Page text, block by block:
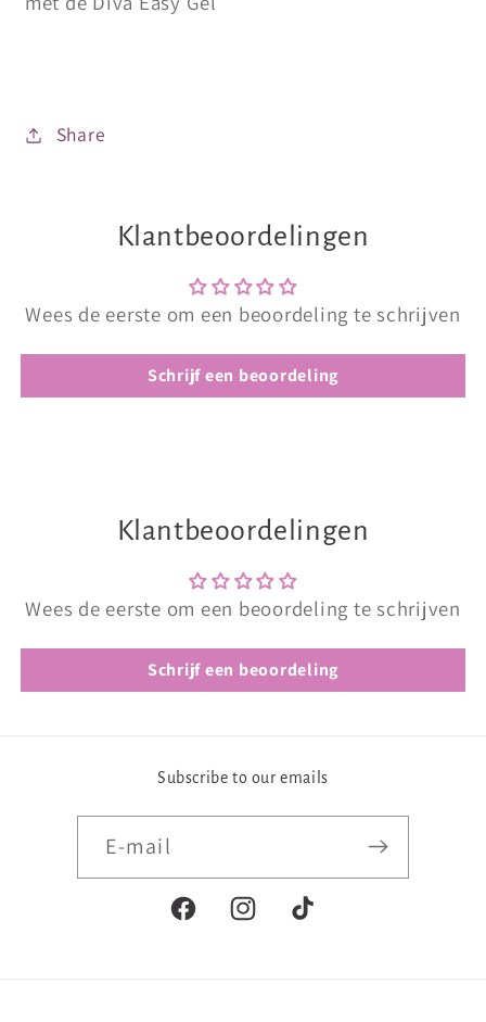
Share
Klantbeoordelingen
Wees de eerste om een beoordeling te schrijven
Schrijf een beoordeling
Klantbeoordelingen
Wees de eerste om een beoordeling te schrijven
Schrijf een beoordeling
Subscribe to our emails
E‑mail
FacebookInstagramTikTok